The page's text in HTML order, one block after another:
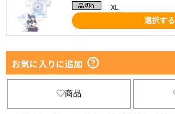
XL
選択する
お気に入りに追加
商品